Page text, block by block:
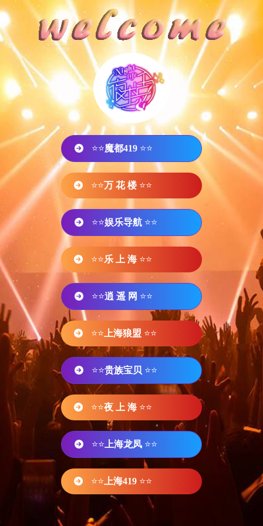
⭐⭐魔都419 ⭐⭐
⭐⭐万 花 楼 ⭐⭐
⭐⭐娱乐导航 ⭐⭐
⭐⭐乐 上 海 ⭐⭐
⭐⭐逍 遥 网 ⭐⭐
⭐⭐ 上海狼盟 ⭐⭐
⭐⭐贵族宝贝 ⭐⭐
⭐⭐夜 上 海 ⭐⭐
⭐⭐ 上海龙凤 ⭐⭐
⭐⭐ 上海419 ⭐⭐